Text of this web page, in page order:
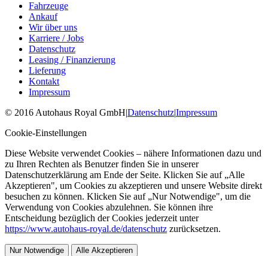
Fahrzeuge
Ankauf
Wir über uns
Karriere / Jobs
Datenschutz
Leasing / Finanzierung
Lieferung
Kontakt
Impressum
© 2016 Autohaus Royal GmbH|Datenschutz|Impressum
Cookie-Einstellungen
Diese Website verwendet Cookies – nähere Informationen dazu und
zu Ihren Rechten als Benutzer finden Sie in unserer
Datenschutzerklärung am Ende der Seite. Klicken Sie auf „Alle
Akzeptieren", um Cookies zu akzeptieren und unsere Website direkt
besuchen zu können. Klicken Sie auf „Nur Notwendige", um die
Verwendung von Cookies abzulehnen. Sie können ihre
Entscheidung bezüglich der Cookies jederzeit unter
https://www.autohaus-royal.de/datenschutz zurücksetzen.
Nur Notwendige Alle Akzeptieren